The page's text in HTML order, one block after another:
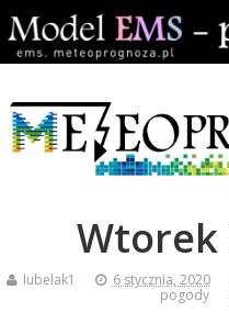
Wtorek
lubelak1 6 stycznia, 2020
pogody